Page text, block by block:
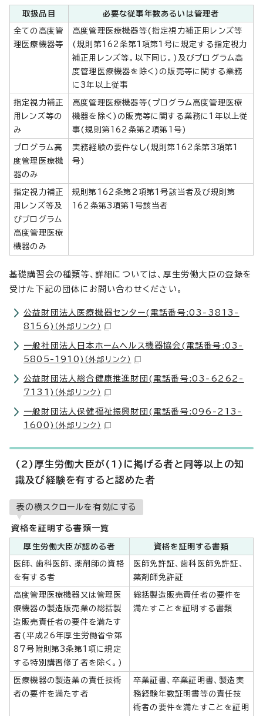
取扱品目 必要な従事年数あるいは管理者
全ての高度管
理医療機器等
高度管理医療機器等(指定視力補正用レンズ等
(規則第162条第1項第1号に規定する指定視力
補正用レンズ等。以下同じ。)及びプログラム高
度管理医療機器を除く)の販売等に関する業務
に3年以上従事
指定視力補正
用レンズ等の
み
高度管理医療機器等(プログラム高度管理医療
機器を除く)の販売等に関する業務に1年以上従
事(規則第162条第2項第1号)
プログラム高
度管理医療機
器のみ
実務経験の要件なし(規則第162条第3項第1
号)
指定視力補正
用レンズ等及
びプログラム
高度管理医療
機器のみ
規則第162条第2項第1号該当者及び規則第
162条第3項第1号該当者
基礎講習会の種類等、詳細については、厚生労働大臣の登録を
受けた下記の団体にお問い合わせください。
公益財団法人医療機器センター(電話番号:03-3813-
8156) （外部リンク）
一般社団法人日本ホームヘルス機器協会(電話番号:03-
5805-1910) （外部リンク）
公益財団法人総合健康推進財団(電話番号:03-6262-
7131) （外部リンク）
一般財団法人保健福祉振興財団(電話番号:096-213-
1600) （外部リンク）
(2)厚生労働大臣が(1)に掲げる者と同等以上の知
識及び経験を有すると認めた者
表の横スクロールを有効にする
資格を証明する書類一覧
厚生労働大臣が認める者 資格を証明する書類
医師、歯科医師、薬剤師の資格
を有する者
医師免許証、歯科医師免許証、
薬剤師免許証
高度管理医療機器又は管理医
療機器の製造販売業の総括製
造販売責任者の要件を満たす
者(平成26年厚生労働省令第
87号附則第3条第1項に規定
する特別講習修了者を除く。)
総括製造販売責任者の要件を
満たすことを証明する書類
医療機器の製造業の責任技術
者の要件を満たす者
卒業証書、卒業証明書、製造実
務経験年数証明書等の責任技
術者の要件を満たすことを証明